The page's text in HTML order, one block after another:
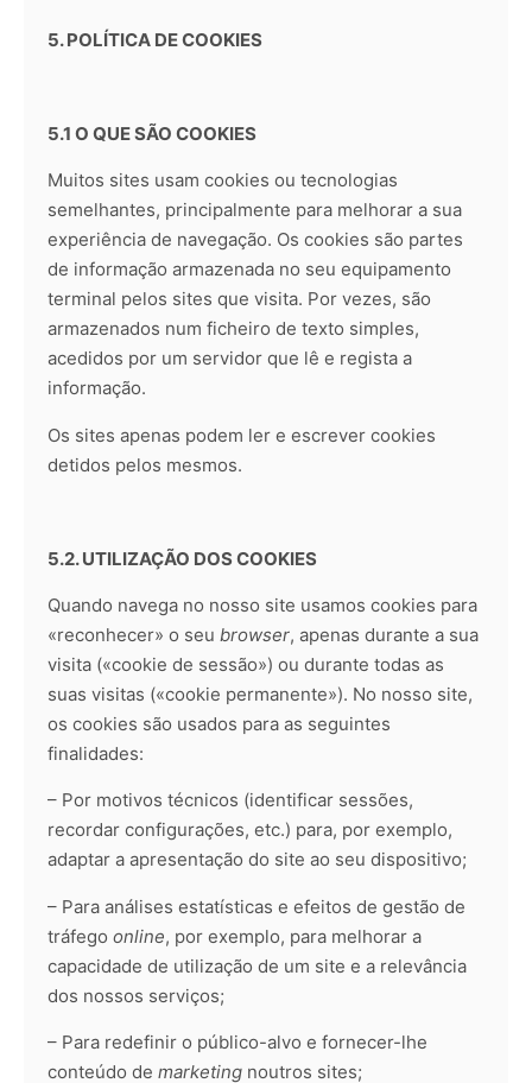
5. POLÍTICA DE COOKIES
5.1 O QUE SÃO COOKIES
Muitos sites usam cookies ou tecnologias
semelhantes, principalmente para melhorar a sua
experiência de navegação. Os cookies são partes
de informação armazenada no seu equipamento
terminal pelos sites que visita. Por vezes, são
armazenados num ficheiro de texto simples,
acedidos por um servidor que lê e regista a
informação.
Os sites apenas podem ler e escrever cookies
detidos pelos mesmos.
5.2. UTILIZAÇÃO DOS COOKIES
Quando navega no nosso site usamos cookies para
«reconhecer» o seu browser, apenas durante a sua
visita («cookie de sessão») ou durante todas as
suas visitas («cookie permanente»). No nosso site,
os cookies são usados para as seguintes
finalidades:
– Por motivos técnicos (identificar sessões,
recordar configurações, etc.) para, por exemplo,
adaptar a apresentação do site ao seu dispositivo;
– Para análises estatísticas e efeitos de gestão de
tráfego online, por exemplo, para melhorar a
capacidade de utilização de um site e a relevância
dos nossos serviços;
– Para redefinir o público-alvo e fornecer-lhe
conteúdo de marketing noutros sites;